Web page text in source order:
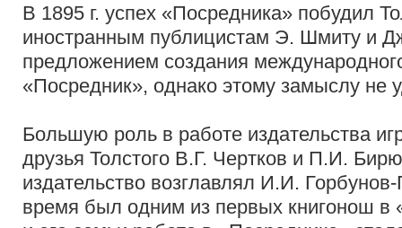
В 1895 г. успех «Посредника» побудил
иностранным публицистам Э. Шмиту и
предложением создания
«Посредник», однако этому замыслу не
Большую роль в работе издательства
друзья Толстого В.Г. Чертков и П.И.
издательство возглавлял И.И.
время был одним из первых книгонош в